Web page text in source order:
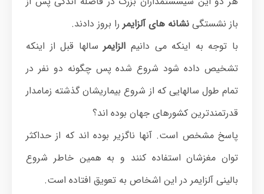
باز نشستگی نشانه های آلزایمر را بروز دادند.
با توجه به اینکه می دانیمالزایمر سالها قبل از اینکه
تشخیص داده شود شروع شده پس چگونه دو نفر در
تمام طول سالهایی که از شروع بیماریشان گذشته زمامدار
قدرتمندترین کشورهای جهان بوده اند؟
پاسخ مشخص است. آنها ناگزیر بوده اند که از حداکثر
توان مغزشان استفاده کنند و به همین خاطر شروع
بالینی آلزایمر در این اشخاص به تعویق افتاده است.